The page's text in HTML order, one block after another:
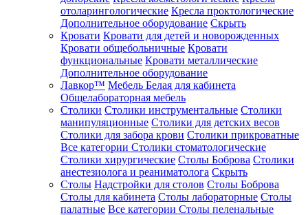
отоларингологические Кресла проктологические
Дополнительное оборудование Скрыть
Кровати Кровати для детей и новорожденных
Кровати общебольничные Кровати
функциональные Кровати металлические
Дополнительное оборудование
Лавкор™ Мебель Белая для кабинета
Общелабораторная мебель
Столики Столики инструментальные Столики
манипуляционные Столики для детских весов
Столики для забора крови Столики прикроватные
Все категории Столики стоматологические
Столики хирургические Столы Боброва Столики
анестезиолога и реаниматолога Скрыть
Столы Надстройки для столов Столы Боброва
Столы для кабинета Столы лабораторные Столы
палатные Все категории Столы пеленальные